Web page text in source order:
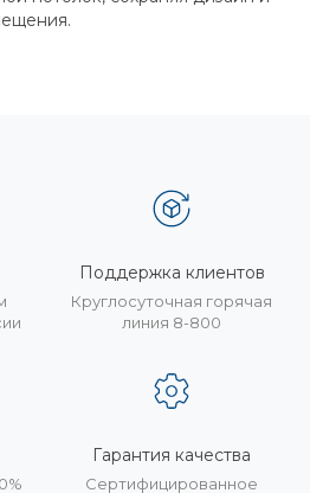
Поддержка клиентов
Круглосуточная горячая
линия 8-800
Гарантия качества
Сертифицированное